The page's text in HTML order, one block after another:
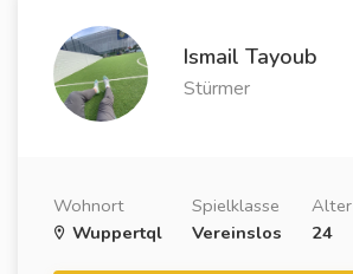
Ismail Tayoub
Stürmer
Wohnort
Wuppertql
Spielklasse
Vereinslos
Alter
24